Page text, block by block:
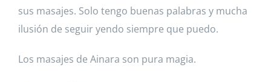
sus masajes. Solo tengo buenas palabras y mucha
ilusión de seguir yendo siempre que puedo.
Los masajes de Ainara son pura magia.